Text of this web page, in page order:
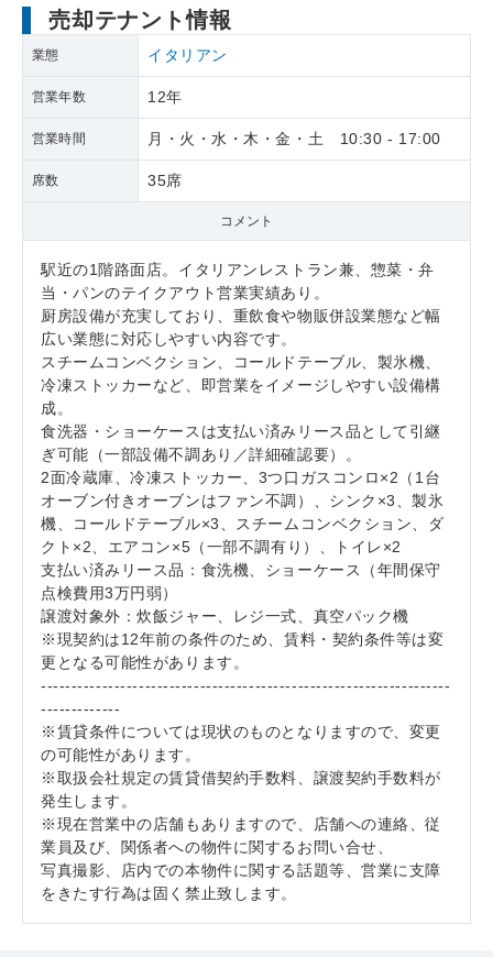
売却テナント情報
業態 イタリアン
営業年数 12年
営業時間 月・火・水・木・金・土 10:30 - 17:00
席数 35席
コメント
駅近の1階路面店。イタリアンレストラン兼、惣菜・弁
当・パンのテイクアウト営業実績あり。
厨房設備が充実しており、重飲食や物販併設業態など幅
広い業態に対応しやすい内容です。
スチームコンベクション、コールドテーブル、製氷機、
冷凍ストッカーなど、即営業をイメージしやすい設備構
成。
食洗器・ショーケースは支払い済みリース品として引継
ぎ可能（一部設備不調あり／詳細確認要）。
2面冷蔵庫、冷凍ストッカー、3つ口ガスコンロ×2（1台
オーブン付きオーブンはファン不調）、シンク×3、製氷
機、コールドテーブル×3、スチームコンベクション、ダ
クト×2、エアコン×5（一部不調有り）、トイレ×2
支払い済みリース品：食洗機、ショーケース（年間保守
点検費用3万円弱）
譲渡対象外：炊飯ジャー、レジ一式、真空パック機
※現契約は12年前の条件のため、賃料・契約条件等は変
更となる可能性があります。
-------------------------------------------------------------------
-------------
※賃貸条件については現状のものとなりますので、変更
の可能性があります。
※取扱会社規定の賃貸借契約手数料、譲渡契約手数料が
発生します。
※現在営業中の店舗もありますので、店舗への連絡、従
業員及び、関係者への物件に関するお問い合せ、
写真撮影、店内での本物件に関する話題等、営業に支障
をきたす行為は固く禁止致します。